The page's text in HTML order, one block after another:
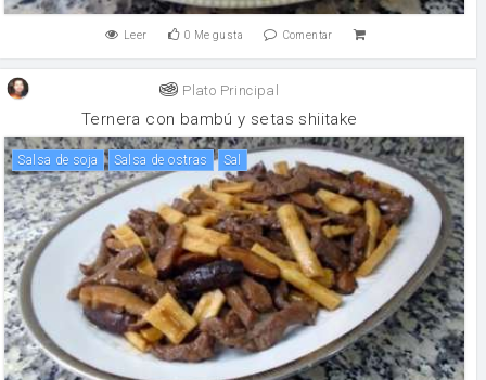
Leer 0 Me gusta Comentar
Plato Principal
Ternera con bambú y setas shiitake
salsa de soja Salsa de ostras sal